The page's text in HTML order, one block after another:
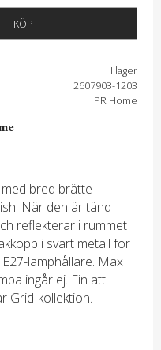
KÖP
I lager
2607903-1203
PR Home
bred brätte
När den är tänd
reflekterar i rummet
i svart metall för
lamphållare. Max
ingår ej. Fin att
Grid-kollektion.